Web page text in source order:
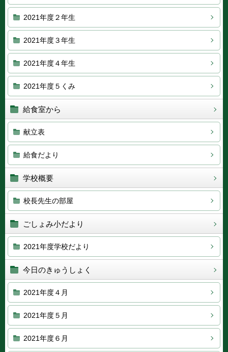
2021年度２年生
2021年度３年生
2021年度４年生
2021年度５くみ
給食室から
献立表
給食だより
学校概要
校長先生の部屋
ごしょみ小だより
2021年度学校だより
今日のきゅうしょく
2021年度４月
2021年度５月
2021年度６月